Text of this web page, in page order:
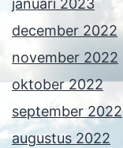
januari 2023
december 2022
november 2022
oktober 2022
september 2022
augustus 2022